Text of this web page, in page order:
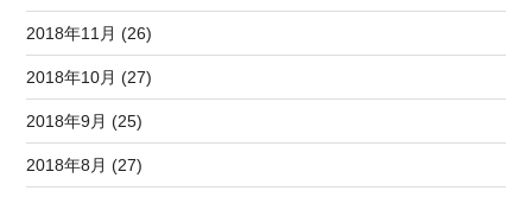
2018年11月 (26)
2018年10月 (27)
2018年9月 (25)
2018年8月 (27)